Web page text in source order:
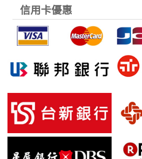
1.遵守法令或政府機關的要求；或我們發
南。
2.為了保護使用者個人隱私，我們無法
向警政單位提出告訴，我們將全力配合
有相關資料，以協助調查及破案！
請妥善保管您在本公司及相關企業伙伴網
人資料，不要將任何資料、密碼提供給
本公司相關企業伙伴網站所提供的服務
問或訂購時，請立即通知本站。
信用卡優惠